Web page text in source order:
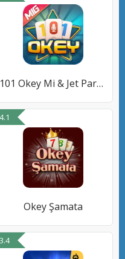
101 Okey Mi & Jet Parkuru
4.1
Okey Şamata
3.4